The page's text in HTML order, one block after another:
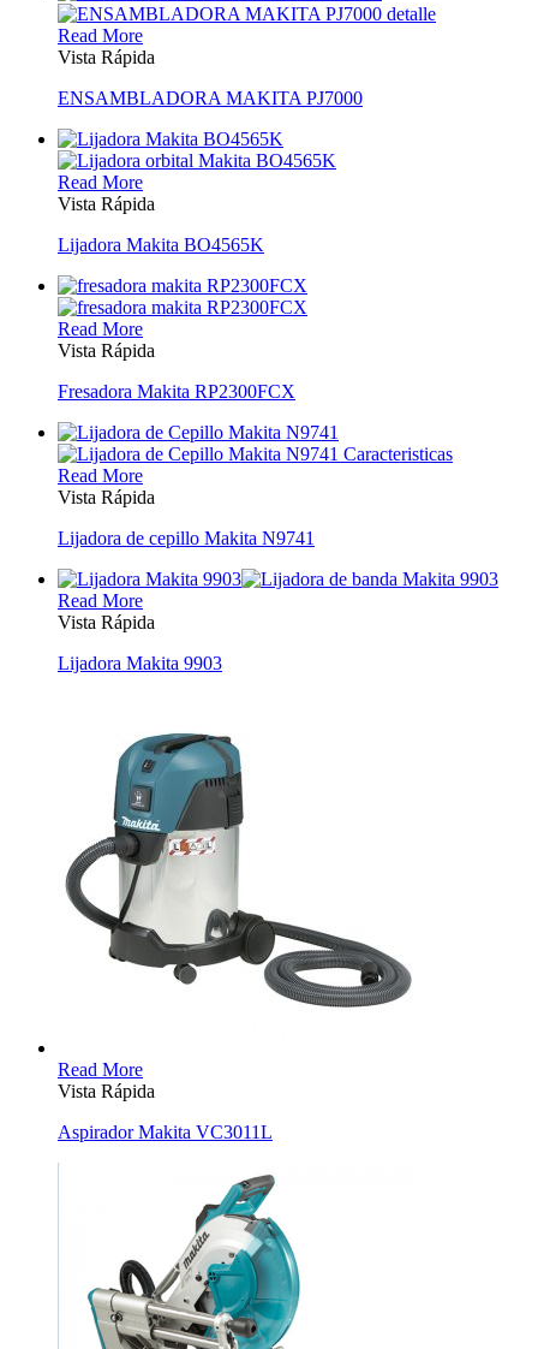
Read More
Vista Rápida
ENSAMBLADORA MAKITA PJ7000
Read More
Vista Rápida
Lijadora Makita BO4565K
Read More
Vista Rápida
Fresadora Makita RP2300FCX
Read More
Vista Rápida
Lijadora de cepillo Makita N9741
Read More
Vista Rápida
Lijadora Makita 9903
Read More
Vista Rápida
Aspirador Makita VC3011L